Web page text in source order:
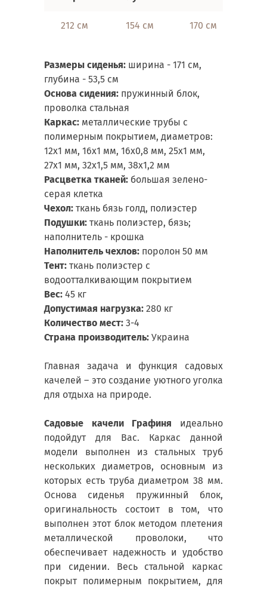
212 см 154 см 170 см
Размеры сиденья: ширина - 171 см,
глубина - 53,5 см
Основа сидения: пружинный блок,
проволка стальная
Каркас: металлические трубы с
полимерным покрытием, диаметров:
12х1 мм, 16х1 мм, 16х0,8 мм, 25х1 мм,
27х1 мм, 32х1,5 мм, 38х1,2 мм
Расцветка тканей: большая зелено-
серая клетка
Чехол: ткань бязь голд, полиэстер
Подушки: ткань полиэстер, бязь;
наполнитель - крошка
Наполнитель чехлов: поролон 50 мм
Тент: ткань полиэстер с
водоотталкивающим покрытием
Вес: 45 кг
Допустимая нагрузка: 280 кг
Количество мест: 3-4
Страна производитель: Украина
Главная задача и функция садовых
качелей – это создание уютного уголка
для отдыха на природе.
Садовые качели Графиня идеально
подойдут для Вас. Каркас данной
модели выполнен из стальных труб
нескольких диаметров, основным из
которых есть труба диаметром 38 мм.
Основа сиденья пружинный блок,
оригинальность состоит в том, что
выполнен этот блок методом плетения
металлической проволоки, что
обеспечивает надежность и удобство
при сидении. Весь стальной каркас
покрыт полимерным покрытием, для